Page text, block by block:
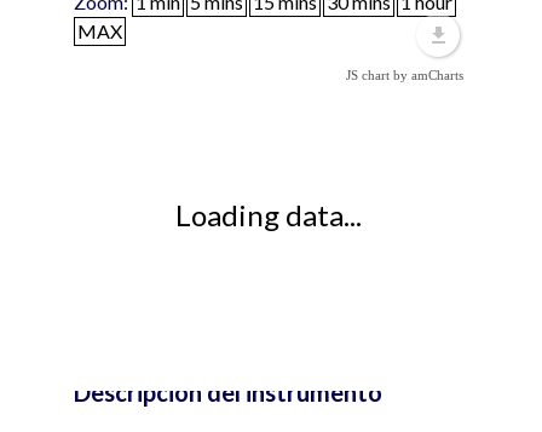
Loading data...
JS chart by amCharts
Descripción del instrumento